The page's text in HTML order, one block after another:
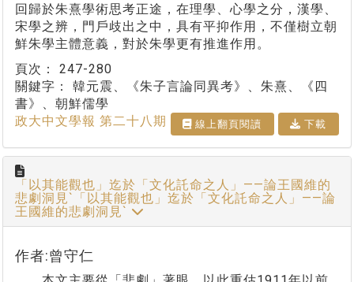
回歸於朱熹學術思考正途，在理學、心學之分，漢學、
宋學之辨，門戶歧出之中，具有平抑作用，不僅樹立朝
鮮朱學主體意義，對於朱學更有推進作用。
頁次： 247-280
關鍵字： 韓元震、《朱子言論同異考》、朱熹、《四
書》、朝鮮儒學
政大中文學報 第二十八期
線上翻⾴閱讀 下載
「以其能觀也」迄於「文化託命之人」——論王國維的
悲劇洞見`「以其能觀也」迄於「文化託命之人」——論
王國維的悲劇洞見`
作者:曾守仁